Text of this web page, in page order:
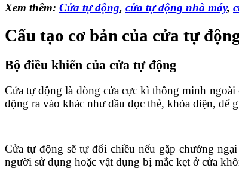
Xem thêm: Cửa tự động, cửa tự động nhà máy,
Cấu tạo cơ bản của cửa tự
Bộ điều khiển của cửa tự động
Cửa tự động là dòng cửa cực kì thông minh
động ra vào khác như đầu đọc thẻ, khóa điện, để
Cửa tự động sẽ tự đổi chiều nếu gặp chướng
người sử dụng hoặc vật dụng bị mắc kẹt ở cửa